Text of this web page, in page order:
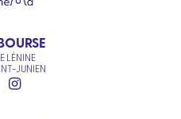
LÉNINE
JUNIEN